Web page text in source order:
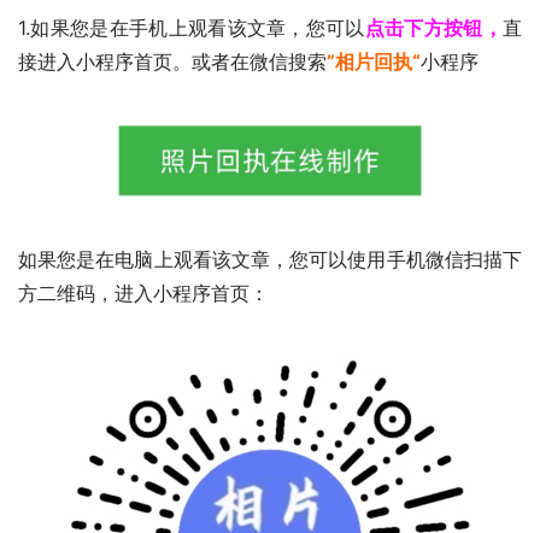
1.如果您是在手机上观看该文章，您可以 点击下方按钮，直
接进入小程序首页。或者在微信搜索”相片回执“小程序
如果您是在电脑上观看该文章，您可以使用手机微信扫描下
方二维码，进入小程序首页：